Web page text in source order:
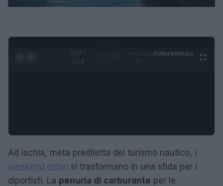
0:28 /
1:20
AdhubMedia
Ad Ischia, meta prediletta del turismo nautico, i
weekend estivi si trasformano in una sfida per i
diportisti. La penuria di carburante per le